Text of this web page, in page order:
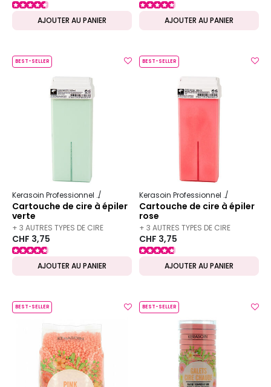
AJOUTER AU PANIER AJOUTER AU PANIER
BEST-SELLER
Kerasoin Professionnel Esthétique Épilation professionnelle
Cartouche de cire à épiler
verte
+ 3 AUTRES TYPES DE CIRE
DISPONIBLES
CHF 3,75
AJOUTER AU PANIER
BEST-SELLER
Kerasoin Professionnel
Cartouche de cire à épiler
rose
+ 3 AUTRES TYPES DE CIRE
DISPONIBLES
CHF 3,75
AJOUTER AU PANIER
BEST-SELLER BEST-SELLER